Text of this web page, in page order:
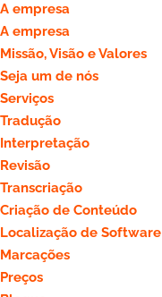
A empresa
A empresa
Missão, Visão e Valores
Seja um de nós
Serviços
Tradução
Interpretação
Revisão
Transcriação
Criação de Conteúdo
Localização de Software
Marcações
Preços